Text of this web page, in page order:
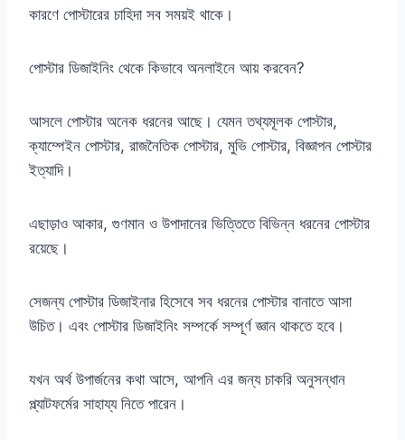
কারণে পোস্টারের চাহিদা সব সময়ই থাকে।
পোস্টার ডিজাইনিং থেকে কিভাবে অনলাইনে আয় করবেন?
আসলে পোস্টার অনেক ধরনের আছে। যেমন তথ্যমূলক পোস্টার,
ক্যাম্পেইন পোস্টার, রাজনৈতিক পোস্টার, মুভি পোস্টার, বিজ্ঞাপন পোস্টার
ইত্যাদি।
এছাড়াও আকার, গুণমান ও উপাদানের ভিত্তিতে বিভিন্ন ধরনের পোস্টার
রয়েছে।
সেজন্য পোস্টার ডিজাইনার হিসেবে সব ধরনের পোস্টার বানাতে আসা
উচিত। এবং পোস্টার ডিজাইনিং সম্পর্কে সম্পূর্ণ জ্ঞান থাকতে হবে।
যখন অর্থ উপার্জনের কথা আসে, আপনি এর জন্য চাকরি অনুসন্ধান
প্ল্যাটফর্মের সাহায্য নিতে পারেন।